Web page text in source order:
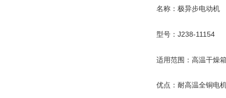
名称：极异步电动机
型号：J238-11154
适用范围：高温干燥
优点：耐高温全铜电